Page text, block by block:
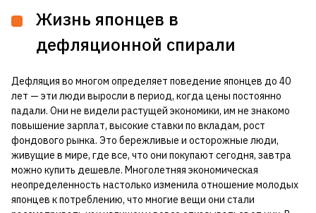
Жизнь японцев в
дефляционной спирали
Дефляция во многом определяет поведение японцев до 40
лет — эти люди выросли в период, когда цены постоянно
падали. Они не видели растущей экономики, им не знакомо
повышение зарплат, высокие ставки по вкладам, рост
фондового рынка. Это бережливые и осторожные люди,
живущие в мире, где все, что они покупают сегодня, завтра
можно купить дешевле. Многолетняя экономическая
неопределенность настолько изменила отношение молодых
японцев к потреблению, что многие вещи они стали